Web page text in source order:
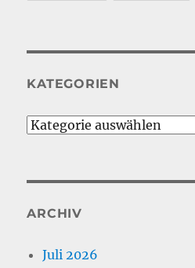
KATEGORIEN
Kategorien
ARCHIV
Juli 2026